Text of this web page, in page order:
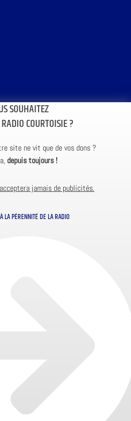
SOUHAITEZ
COURTOISIE ?
site ne vit que de vos dons ?
depuis toujours !
jamais de publicités.
LA PÉRENNITÉ DE LA RADIO